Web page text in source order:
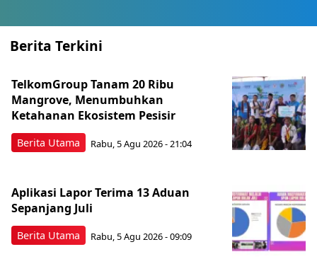
Berita Terkini
Berita Utama
TelkomGroup Tanam 20 Ribu
Mangrove, Menumbuhkan
Ketahanan Ekosistem Pesisir
Rabu, 5 Agu 2026 - 21:04
Berita Utama
Aplikasi Lapor Terima 13 Aduan
Sepanjang Juli
Rabu, 5 Agu 2026 - 09:09